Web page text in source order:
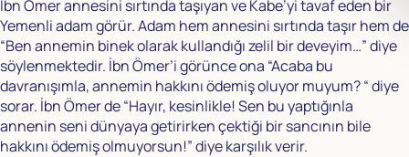
İbn Ömer annesini sırtında taşıyan ve Kabe’yi tavaf eden bir
Yemenli adam görür. Adam hem annesini sırtında taşır hem de
“Ben annemin binek olarak kullandığı zelil bir deveyim…” diye
söylenmektedir. İbn Ömer’i görünce ona “Acaba bu
davranışımla, annemin hakkını ödemiş oluyor muyum? “ diye
sorar. İbn Ömer de “Hayır, kesinlikle! Sen bu yaptığınla
annenin seni dünyaya getirirken çektiği bir sancının bile
hakkını ödemiş olmuyorsun!” diye karşılık verir.